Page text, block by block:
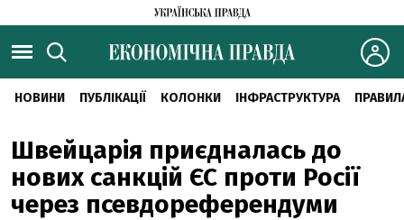
НОВИНИ ПУБЛІКАЦІЇ КОЛОНКИ ІНФРАСТРУКТУРА
Швейцарія приєдналась до
нових санкцій ЄС проти Росії
через псевдореферендуми